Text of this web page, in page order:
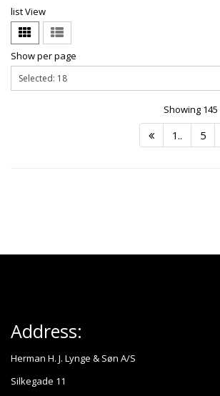
list View
Show per page
Showing
1.. 5
Address:
Herman H. J. Lynge & Søn A/S
Silkegade 11